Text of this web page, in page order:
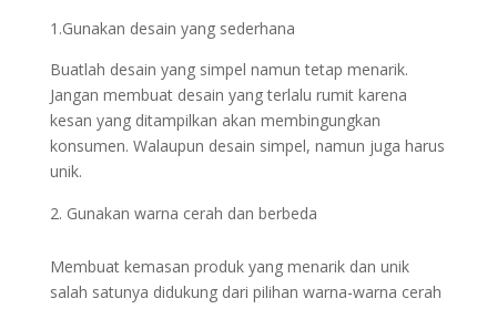
1.Gunakan desain yang sederhana
Buatlah desain yang simpel namun tetap menarik.
Jangan membuat desain yang terlalu rumit karena
kesan yang ditampilkan akan membingungkan
konsumen. Walaupun desain simpel, namun juga harus
unik.
Gunakan warna cerah dan berbeda
Membuat kemasan produk yang menarik dan unik
salah satunya didukung dari pilihan warna-warna cerah